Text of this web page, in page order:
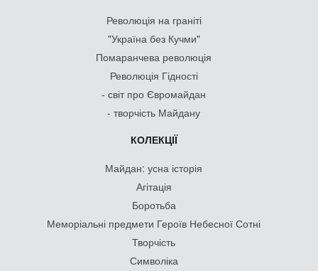
Революція на граніті
"Україна без Кучми"
Помаранчева революція
Революція Гідності
- світ про Євромайдан
- творчість Майдану
КОЛЕКЦІЇ
Майдан: усна історія
Агітація
Боротьба
Меморіальні предмети Героїв Небесної Сотні
Творчість
Символіка